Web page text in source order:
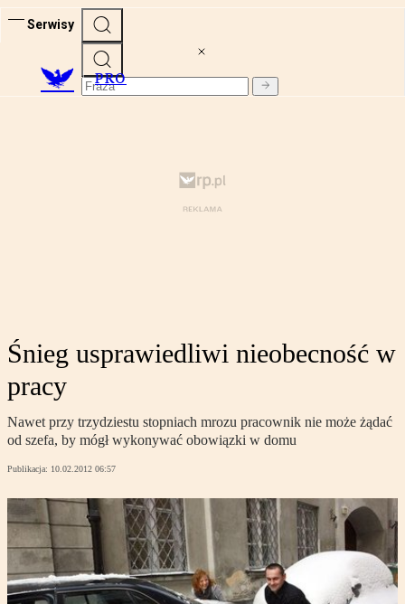
Serwisy
PRO
Śnieg usprawiedliwi nieobecność w
pracy
Nawet przy trzydziestu stopniach mrozu pracownik nie może żądać
od szefa, by mógł wykonywać obowiązki w domu
Publikacja: 10.02.2012 06:57